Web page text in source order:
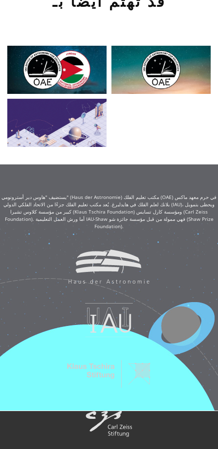
يستضيف "هاوس دير أسترونومي" (Haus der Astronomie) مكتب تعليم الفلك (OAE) في حرم معهد ماكس
بلانك لعلم الفلك في هايدلبرغ. يُعد مكتب تعليم الفلك جزءًا من الاتحاد الفلكي الدولي (IAU)، ويحظى بتمويل
كبير من مؤسسة كلاوس تشيرا (Klaus Tschira Foundation) ومؤسسة كارل تسايس (Carl Zeiss
Foundation). أما ورش العمل التعليمية IAU-Shaw فهي ممولة من قبل مؤسسة جائزة شو (Shaw Prize
Foundation).